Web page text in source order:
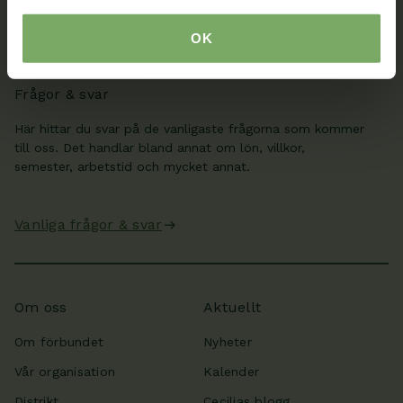
OK
Frågor & svar
Här hittar du svar på de vanligaste frågorna som kommer
till oss. Det handlar bland annat om lön, villkor,
semester, arbetstid och mycket annat.
Vanliga frågor & svar
Om oss
Om förbundet
Vår organisation
Aktuellt
Nyheter
Kalender